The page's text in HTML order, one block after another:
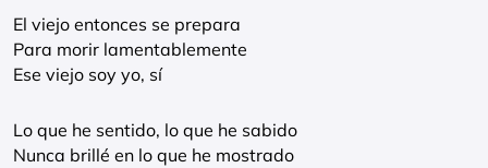
El viejo entonces se prepara
Para morir lamentablemente
Ese viejo soy yo, sí
Lo que he sentido, lo que he sabido
Nunca brillé en lo que he mostrado